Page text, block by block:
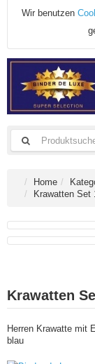
Wir benutzen
Home
Krawatten Set
Krawatten
Herren Krawatte mit
blau